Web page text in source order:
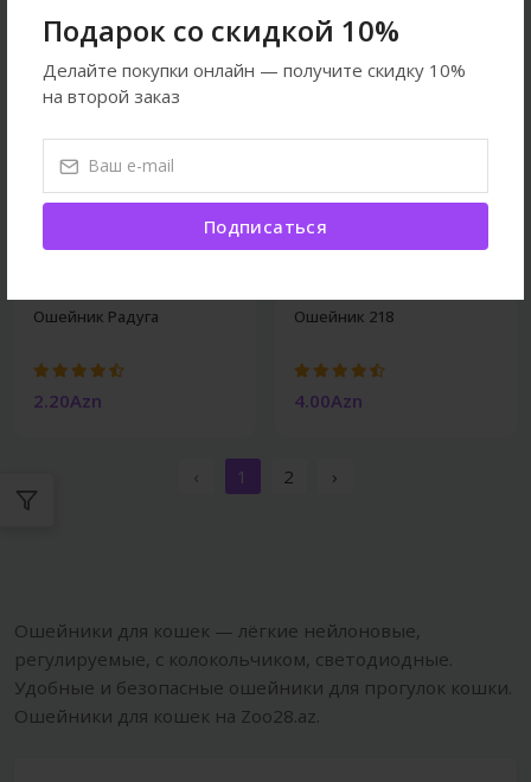
Подарок со скидкой 10%
Делайте покупки онлайн — получите скидку 10%
на второй заказ
Подписаться
Ошейник Радуга
2.20Azn
Ошейник 218
4.00Azn
‹ 1 2 ›
Ошейники для кошек — лёгкие нейлоновые,
регулируемые, с колокольчиком, светодиодные.
Удобные и безопасные ошейники для прогулок кошки.
Ошейники для кошек на Zoo28.az.